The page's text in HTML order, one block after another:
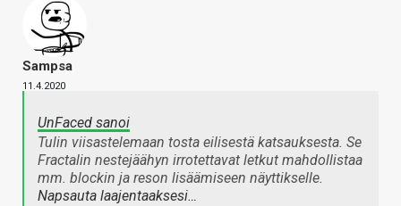
Sampsa
11.4.2020
UnFaced sanoi
Tulin viisastelemaan tosta eilisestä katsauksesta. Se
Fractalin nestejäähyn irrotettavat letkut mahdollistaa
mm. blockin ja reson lisäämiseen näyttikselle.
Napsauta laajentaaksesi…